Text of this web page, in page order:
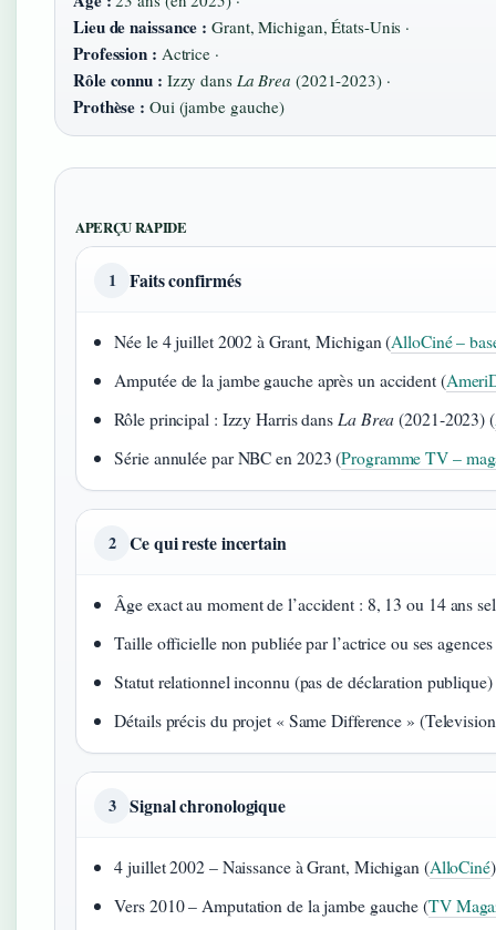
Lieu de naissance : Grant, Michigan, États-Unis ·
Profession : Actrice ·
Rôle connu : Izzy dans La Brea (2021‑2023) ·
Prothèse : Oui (jambe gauche)
APERÇU RAPIDE
1 Faits confirmés
Née le 4 juillet 2002 à Grant, Michigan (AlloCiné –
Amputée de la jambe gauche après un accident (
Rôle principal : Izzy Harris dans La Brea(2021‑2023) (
Série annulée par NBC en 2023 (Programme TV –
2 Ce qui reste incertain
Âge exact au moment de l’accident : 8, 13 ou 14 ans
Taille officielle non publiée par l’actrice ou ses agences
Statut relationnel inconnu (pas de déclaration publique)
Détails précis du projet « Same Difference »
3 Signal chronologique
4 juillet 2002 – Naissance à Grant, Michigan (AlloCiné)
Vers 2010 – Amputation de la jambe gauche (TV